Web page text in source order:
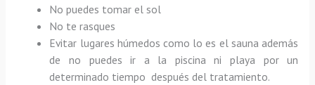
No puedes tomar el sol
No te rasques
Evitar lugares húmedos como lo es el sauna además
de no puedes ir a la piscina ni playa por un
determinado tiempo después del tratamiento.